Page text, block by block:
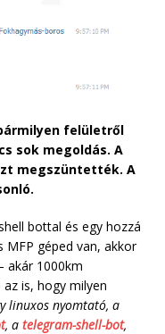
felületről
sok megoldás. A
megszüntették. A
bottal és egy hozzá
géped van, akkor
akár 1000km
is, hogy milyen
linuxos nyomtató, a
, a telegram-shell-bot,